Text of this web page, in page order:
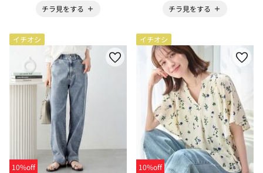
チラ見をする
チラ見をする
イチオシ
10%off
イチオシ
10%off